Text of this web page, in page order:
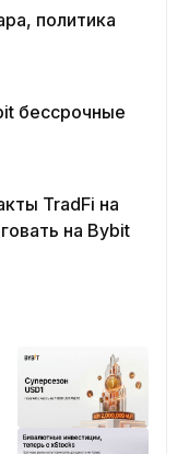
политика
бессрочные
TradFi на
на Bybit